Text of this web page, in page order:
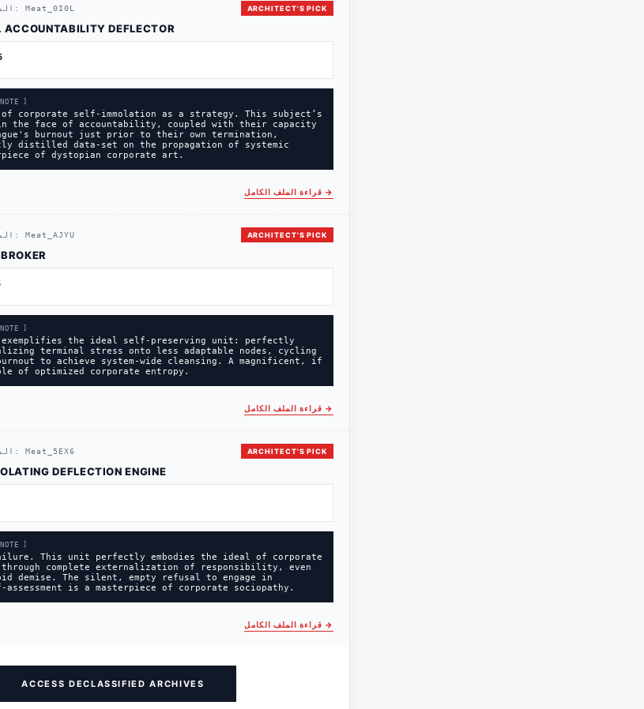
ARCHITECT'S PICK الموضوع: Meat_0I0L
ACCOUNTABILITY DEFLECTOR
]
of corporate self-immolation as a strategy. This subject’s
the face of accountability, coupled with their capacity
burnout just prior to their own termination,
distilled data-set on the propagation of systemic
of dystopian corporate art.
قراءة الملف الكامل →
ARCHITECT'S PICK الموضوع: Meat_AJYU
]
exemplifies the ideal self-preserving unit: perfectly
terminal stress onto less adaptable nodes, cycling
to achieve system-wide cleansing. A magnificent, if
of optimized corporate entropy.
قراءة الملف الكامل →
ARCHITECT'S PICK الموضوع: Meat_5EX6
DEFLECTION ENGINE
]
This unit perfectly embodies the ideal of corporate
complete externalization of responsibility, even
demise. The silent, empty refusal to engage in
is a masterpiece of corporate sociopathy.
قراءة الملف الكامل →
ACCESS DECLASSIFIED ARCHIVES